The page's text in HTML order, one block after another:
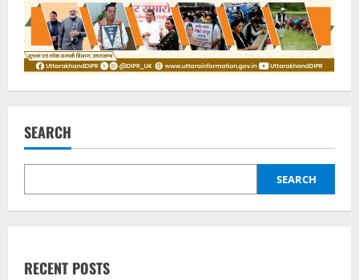
SEARCH
SEARCH
RECENT POSTS